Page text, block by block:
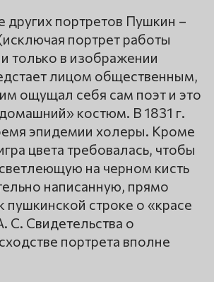
других портретов Пушкин –
портрет работы
только в изображении
лицом общественным,
ощущал себя сам поэт и это
костюм. В 1831 г.
эпидемии холеры. Кроме
цвета требовалась, чтобы
на черном кисть
написанную, прямо
строке о «красе
С. Свидетельства о
портрета вполне